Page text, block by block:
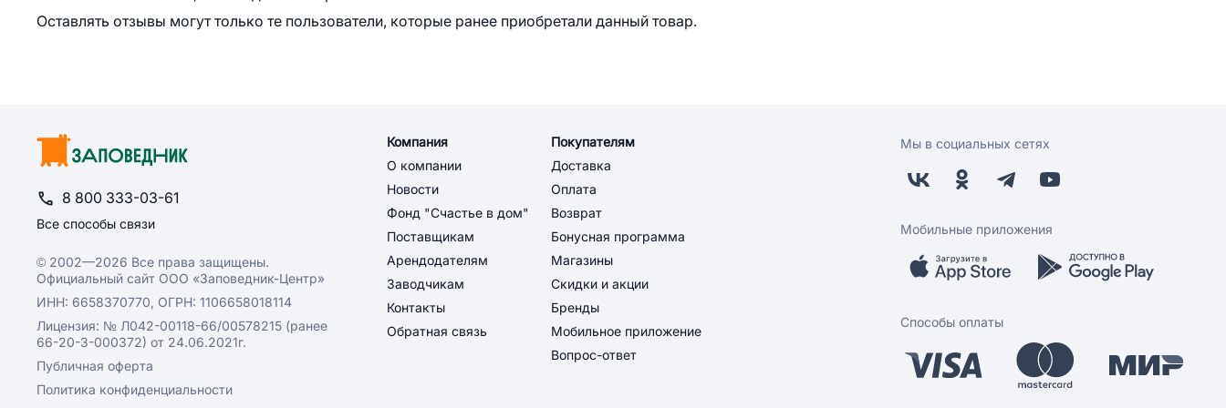
Оставлять отзывы могут только те пользователи, которые ранее приобретали данный товар.
8 800 333-03-61
Все способы связи
© 2002—2026 Все права защищены.
Официальный сайт ООО «Заповедник-Центр»
ИНН: 6658370770, ОГРН: 1106658018114
Лицензия: № Л042-00118-66/00578215 (ранее
66-20-3-000372) от 24.06.2021г.
Публичная оферта
Политика конфиденциальности
Компания
О компании
Новости
Фонд "Счастье в дом"
Поставщикам
Арендодателям
Заводчикам
Контакты
Обратная связь
Покупателям
Доставка
Оплата
Возврат
Бонусная программа
Магазины
Скидки и акции
Бренды
Мобильное приложение
Вопрос-ответ
Мы в социальных сетях
Мобильные приложения
Способы оплаты